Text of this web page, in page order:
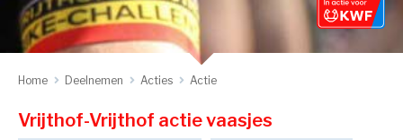
Home Deelnemen Acties Actie
Vrijthof-Vrijthof actie vaasjes